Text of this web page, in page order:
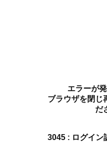
エラーが
ブラウザを閉じ
だ
3045 : ログイン